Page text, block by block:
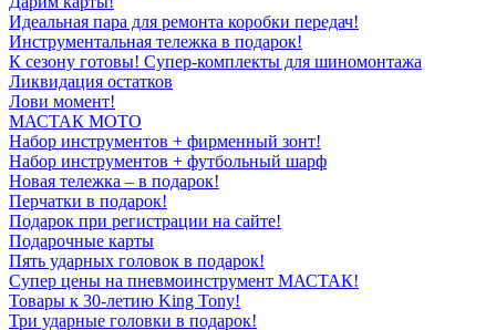
Идеальная пара для ремонта коробки передач!
Инструментальная тележка в подарок!
К сезону готовы! Супер-комплекты для шиномонтажа
Ликвидация остатков
Лови момент!
МАСТАК МОТО
Набор инструментов + фирменный зонт!
Набор инструментов + футбольный шарф
Новая тележка – в подарок!
Перчатки в подарок!
Подарок при регистрации на сайте!
Подарочные карты
Пять ударных головок в подарок!
Супер цены на пневмоинструмент МАСТАК!
Товары к 30-летию King Tony!
Три ударные головки в подарок!